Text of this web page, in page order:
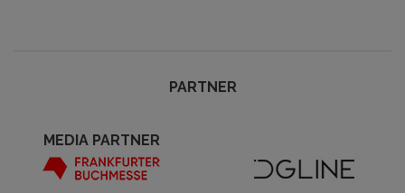
PARTNER
MEDIA PARTNER